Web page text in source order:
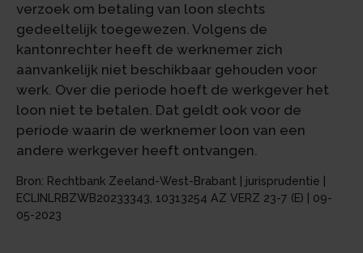
verzoek om betaling van loon slechts
gedeeltelijk toegewezen. Volgens de
kantonrechter heeft de werknemer zich
aanvankelijk niet beschikbaar gehouden voor
werk. Over die periode hoeft de werkgever het
loon niet te betalen. Dat geldt ook voor de
periode waarin de werknemer loon van een
andere werkgever heeft ontvangen.
Bron: Rechtbank Zeeland-West-Brabant | jurisprudentie |
ECLINLRBZWB20233343, 10313254 AZ VERZ 23-7 (E) | 09-
05-2023